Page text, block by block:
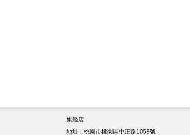
旗艦店
地址：桃園市桃園區中正路1058號